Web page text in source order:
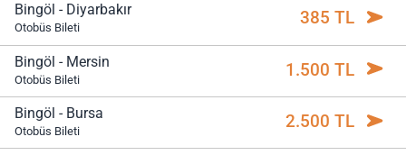
Bingöl - Diyarbakır
Otobüs Bileti 385 TL
Bingöl - Mersin
Otobüs Bileti 1.500 TL
Bingöl - Bursa
Otobüs Bileti 2.500 TL